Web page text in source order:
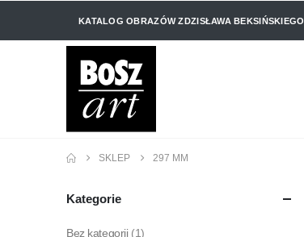
KATALOG OBRAZÓW ZDZISŁAWA BEKSIŃSKIEGO
SKLEP 297 MM
Kategorie
Bez kategorii (1)